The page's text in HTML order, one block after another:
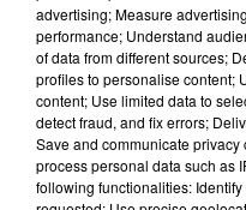
11h13
VIBRAYE (72) -
Lundi 5 octobre de
advertising; Measure
performance; Understand
of data from different sources;
profiles to personalise content;
content; Use limited data to
detect fraud, and fix errors;
Save and communicate
process personal data such as
following functionalities: